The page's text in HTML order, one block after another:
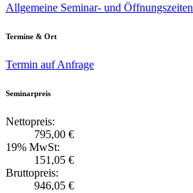
Allgemeine Seminar- und Öffnungszeiten
Termine & Ort
Termin auf Anfrage
Seminarpreis
Nettopreis:
795,00 €
19% MwSt:
151,05 €
Bruttopreis:
946,05 €